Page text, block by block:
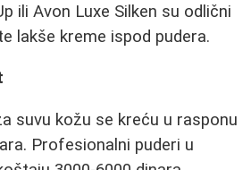
ili Avon Luxe Silken su odlični
lakše kreme ispod pudera.
suvu kožu se kreću u rasponu
Profesionalni puderi u